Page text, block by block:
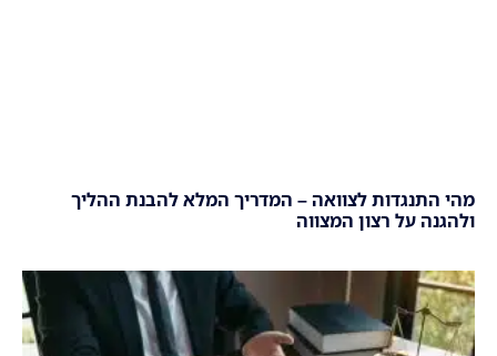
מהי התנגדות לצוואה – המדריך המלא להבנת ההליך
ולהגנה על רצון המצווה